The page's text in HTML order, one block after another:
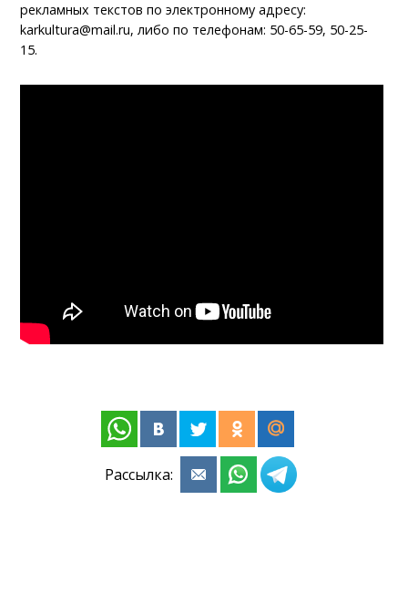
рекламных текстов по электронному адресу:
karkultura@mail.ru, либо по телефонам: 50-65-59, 50-25-
15.
Рассылка: